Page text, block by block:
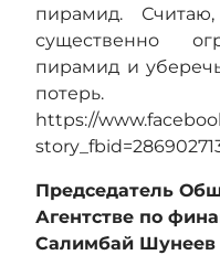
пирамид.
существенно
пирамид и
потерь.
https://
Председатель
Агентстве по
Салимбай Шунеев